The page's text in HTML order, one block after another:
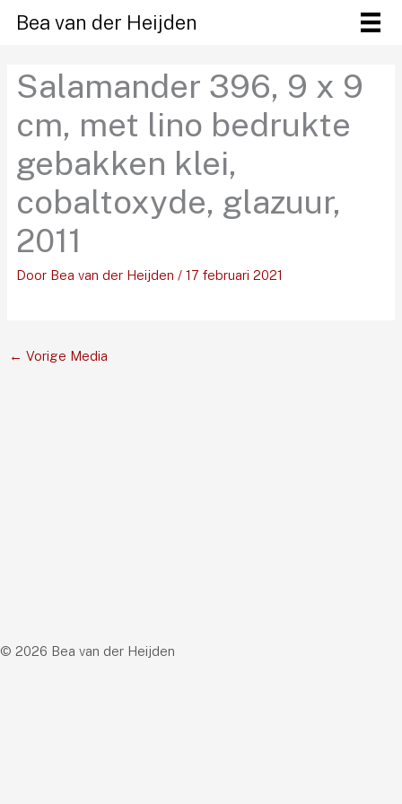
naar
inhoud
Bea van der Heijden
Salamander 396, 9 x 9
cm, met lino bedrukte
gebakken klei,
cobaltoxyde, glazuur,
2011
Door Bea van der Heijden / 17 februari 2021
← Vorige Media
© 2026 Bea van der Heijden